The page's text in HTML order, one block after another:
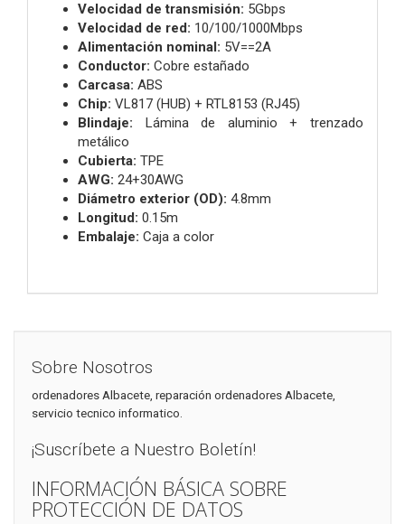
Velocidad de transmisión: 5Gbps
Velocidad de red: 10/100/1000Mbps
Alimentación nominal: 5V==2A
Conductor: Cobre estañado
Carcasa: ABS
Chip: VL817 (HUB) + RTL8153 (RJ45)
Blindaje: Lámina de aluminio + trenzado
metálico
Cubierta: TPE
AWG: 24+30AWG
Diámetro exterior (OD): 4.8mm
Longitud: 0.15m
Embalaje: Caja a color
Sobre Nosotros
ordenadores Albacete, reparación ordenadores Albacete,
servicio tecnico informatico.
¡Suscríbete a Nuestro Boletín!
INFORMACIÓN BÁSICA SOBRE
PROTECCIÓN DE DATOS